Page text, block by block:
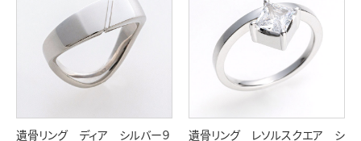
遺骨リング ディア シルバー９
遺骨リング レソルスクエア シ